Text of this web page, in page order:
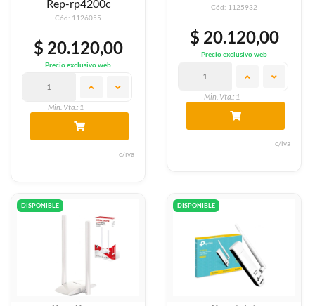
Rep-rp4200c
Cód: 1126055
$ 20.120,00
Precio exclusivo web
Min. Vta.: 1
c/iva
Cód: 1125932
$ 20.120,00
Precio exclusivo web
Min. Vta.: 1
c/iva
DISPONIBLE DISPONIBLE